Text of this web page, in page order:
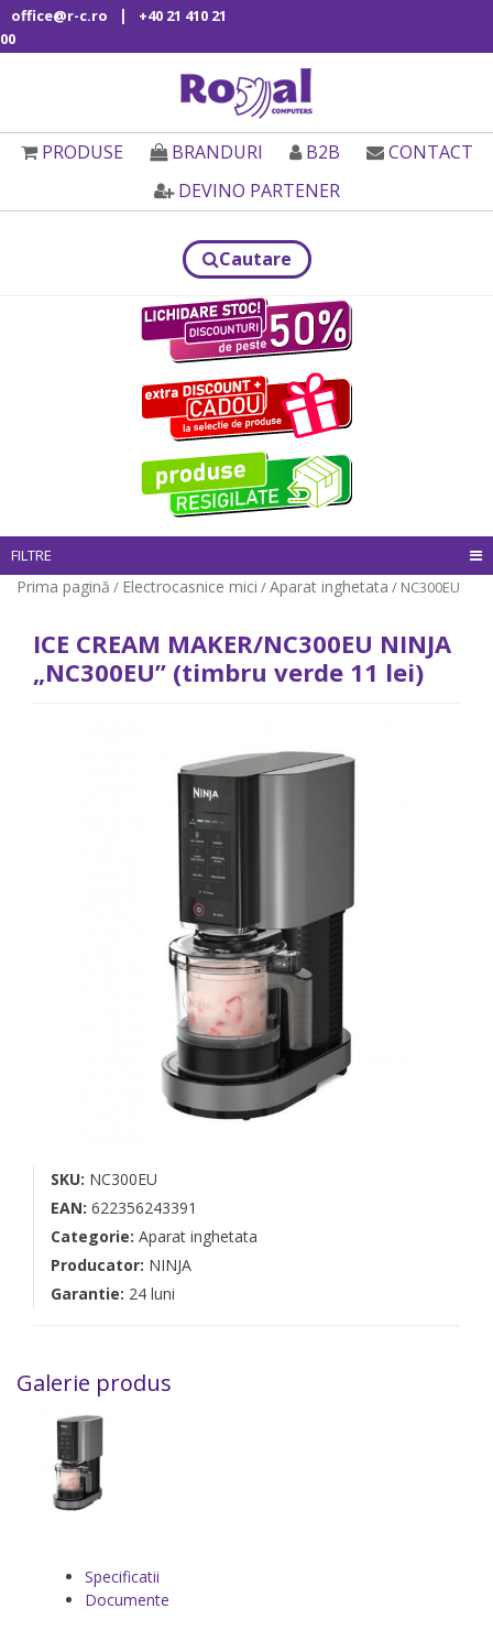
office@r-c.ro |
+40 21 410 21
00
PRODUSE BRANDURI B2B
CONTACT
DEVINO PARTENER
Cautare
FILTRE
Prima pagină / Electrocasnice mici /Aparat inghetata / NC300EU
ICE CREAM MAKER/NC300EU NINJA
„NC300EU” (timbru verde 11 lei)
SKU: NC300EU
EAN: 622356243391
Categorie: Aparat inghetata
Producator: NINJA
Garantie: 24 luni
Galerie produs
Specificatii
Documente